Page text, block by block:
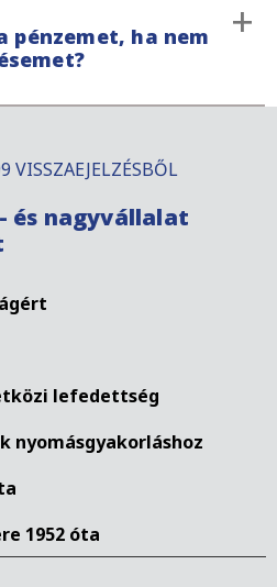
eltérő lehet. Ezek bizonyos
További információkért
pénzemet, ha nem
Ezekkel a költségekkel
költségeket, a jelentést
kommunikációval és
keresi meg egy
VISSZAEJELZÉSBŐL
és nagyvállalat
lefedettség
nyomásgyakorláshoz
1952 óta